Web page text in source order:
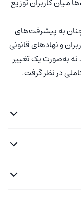
به پیشرفت‌های
و نهادهای قانونی
نه به‌صورت یک تغییر
در نظر گرفت.